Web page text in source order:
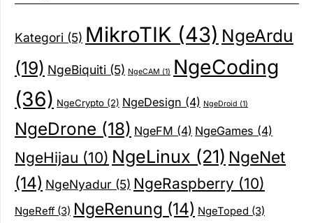
Kategori (5) MikroTIK (43) NgeArdu
(19) NgeBiquiti (5) NgeCAM (1) NgeCoding
(36) NgeCrypto (2) NgeDesign (4) NgeDroid (1)
NgeDrone (18) NgeFM (4) NgeGames (4)
NgeHijau (10) NgeLinux (21) NgeNet
(14) NgeNyadur (5) NgeRaspberry (10)
NgeReff (3) NgeRenung (14) NgeToped (3)